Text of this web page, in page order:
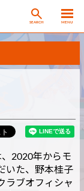
SEARCH MENU
2020年からモ
いた、野本桂子
ラブオフィシャ